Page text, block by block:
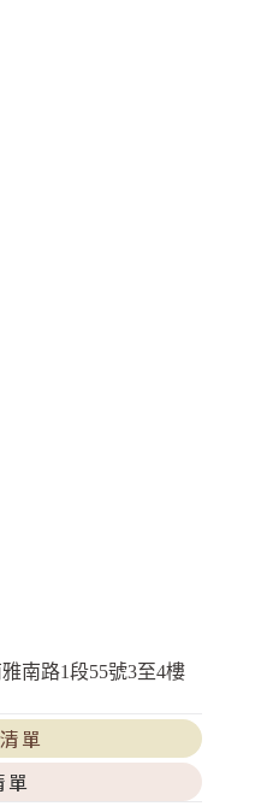
南路1段55號3至4樓
單
單